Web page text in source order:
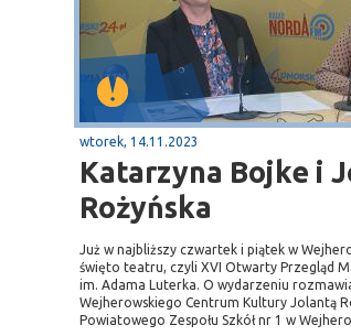
wtorek, 14.11.2023
Katarzyna Bojke i
Rożyńska
Już w najbliższy czwartek i piątek w
święto teatru, czyli XVI Otwarty Przegląd
im. Adama Luterka. O wydarzeniu
Wejherowskiego Centrum Kultury Jolantą
Powiatowego Zespołu Szkół nr 1 w